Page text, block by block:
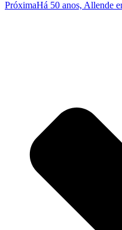
PróximaHá 50 anos, Allende